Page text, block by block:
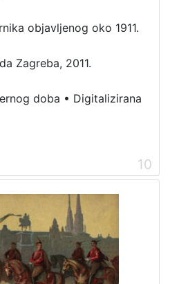
objavljenog oko 1911.
Zagreba, 2011.
doba • Digitalizirana
10